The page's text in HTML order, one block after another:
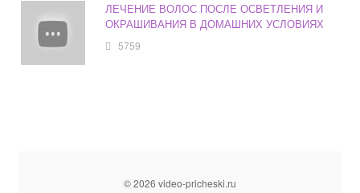
ЛЕЧЕНИЕ ВОЛОС ПОСЛЕ ОСВЕТЛЕНИЯ И
ОКРАШИВАНИЯ В ДОМАШНИХ УСЛОВИЯХ
5759
© 2026 video-pricheski.ru